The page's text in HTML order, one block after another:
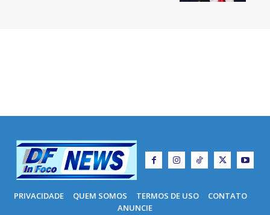
PRIVACIDADE QUEM SOMOS TERMOS DE USO
CONTATO
ANUNCIE